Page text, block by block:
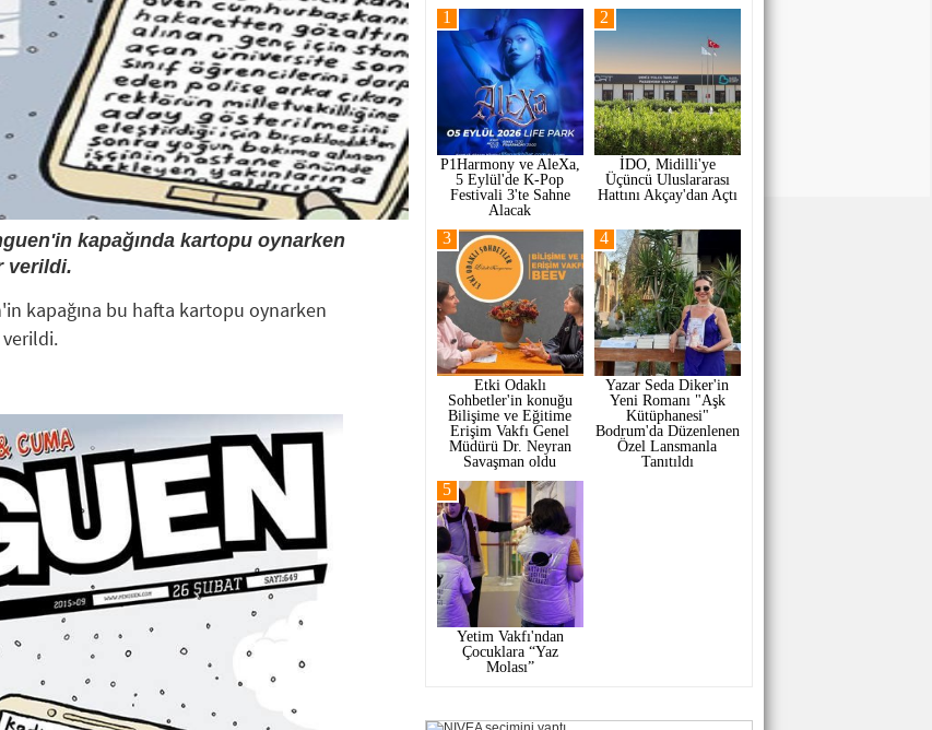
kapağında kartopu oynarken
verildi.
kapağına bu hafta kartopu oynarken
P1Harmony ve AleXa,
5 Eylül'de K-Pop
Festivali 3'te Sahne
Alacak
1
İDO, Midilli'ye
Üçüncü Uluslararası
Hattını Akçay'dan Açtı
2
Etki Odaklı
Sohbetler'in konuğu
Bilişime ve Eğitime
Erişim Vakfı Genel
Müdürü Dr. Neyran
Savaşman oldu
3
Yazar Seda Diker'in
Yeni Romanı "Aşk
Kütüphanesi"
Bodrum'da Düzenlenen
Özel Lansmanla
Tanıtıldı
4
Yetim Vakfı'ndan
Çocuklara “Yaz
Molası”
5